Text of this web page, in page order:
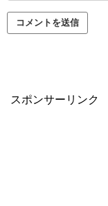
スポンサーリンク